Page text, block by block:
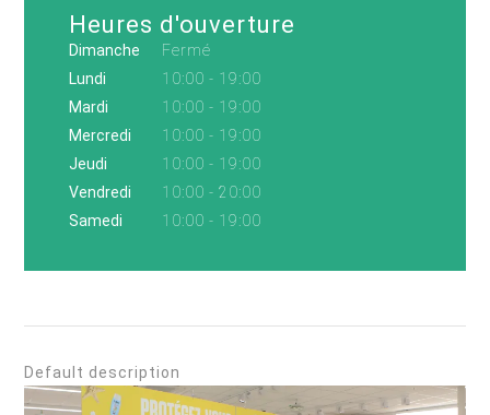
Heures d'ouverture
Dimanche
Fermé
Lundi
10:00 - 19:00
Mardi
10:00 - 19:00
Mercredi
10:00 - 19:00
Jeudi
10:00 - 19:00
Vendredi
10:00 - 20:00
Samedi
10:00 - 19:00
Default description